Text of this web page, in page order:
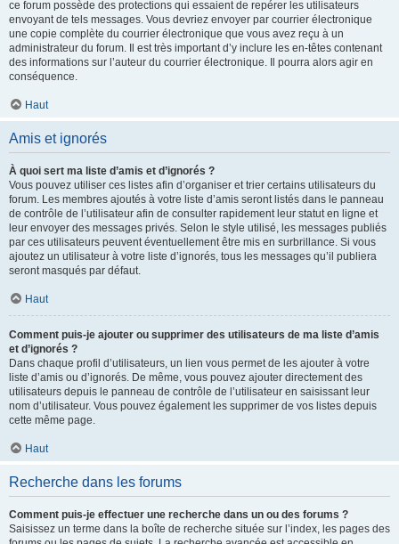
ce forum possède des protections qui essaient de repérer les utilisateurs
envoyant de tels messages. Vous devriez envoyer par courrier électronique
une copie complète du courrier électronique que vous avez reçu à un
administrateur du forum. Il est très important d’y inclure les en-têtes contenant
des informations sur l’auteur du courrier électronique. Il pourra alors agir en
conséquence.
Haut
Amis et ignorés
À quoi sert ma liste d’amis et d’ignorés ?
Vous pouvez utiliser ces listes afin d’organiser et trier certains utilisateurs du
forum. Les membres ajoutés à votre liste d’amis seront listés dans le panneau
de contrôle de l’utilisateur afin de consulter rapidement leur statut en ligne et
leur envoyer des messages privés. Selon le style utilisé, les messages publiés
par ces utilisateurs peuvent éventuellement être mis en surbrillance. Si vous
ajoutez un utilisateur à votre liste d’ignorés, tous les messages qu’il publiera
seront masqués par défaut.
Haut
Comment puis-je ajouter ou supprimer des utilisateurs de ma liste d’amis
et d’ignorés ?
Dans chaque profil d’utilisateurs, un lien vous permet de les ajouter à votre
liste d’amis ou d’ignorés. De même, vous pouvez ajouter directement des
utilisateurs depuis le panneau de contrôle de l’utilisateur en saisissant leur
nom d’utilisateur. Vous pouvez également les supprimer de vos listes depuis
cette même page.
Haut
Recherche dans les forums
Comment puis-je effectuer une recherche dans un ou des forums ?
Saisissez un terme dans la boîte de recherche située sur l’index, les pages des